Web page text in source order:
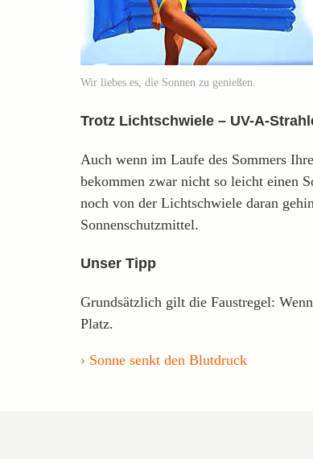
Wir liebes es, die Sonnen zu genießen.
Trotz Lichtschwiele – UV-A-
Auch wenn im Laufe des Sommers
bekommen zwar nicht so leicht einen
noch von der Lichtschwiele daran
Sonnenschutzmittel.
Unser Tipp
Grundsätzlich gilt die Faustregel:
Platz.
Sonne senkt den Blutdruck